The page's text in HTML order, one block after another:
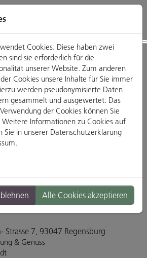
Strasse 7, 93047 Regensburg
& Genuss
Cookies. Diese haben zwei
sind sie erforderlich für die
unserer Website. Zum anderen
Cookies unsere Inhalte für Sie immer
werden pseudonymisierte Daten
gesammelt und ausgewertet. Das
der Cookies können Sie
Informationen zu Cookies auf
Sie in unserer Datenschutzerklärung
.
Alle Cookies akzeptieren